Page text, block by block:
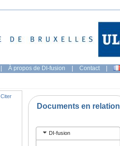
| À propos de DI-fusion | Contact |
Citer
Documents en relation
DI-fusion